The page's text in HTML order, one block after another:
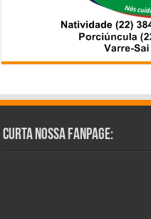
Curta Nossa Fanpage: